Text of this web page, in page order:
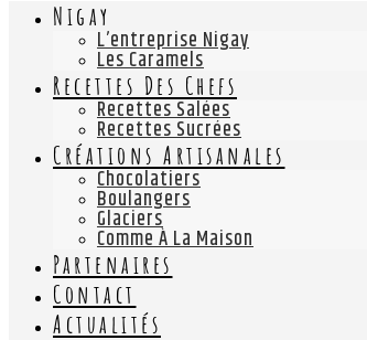
Nigay
L’entreprise Nigay
Les Caramels
Recettes Des Chefs
Recettes Salées
Recettes Sucrées
Créations Artisanales
Chocolatiers
Boulangers
Glaciers
Comme À La Maison
Partenaires
Contact
Actualités